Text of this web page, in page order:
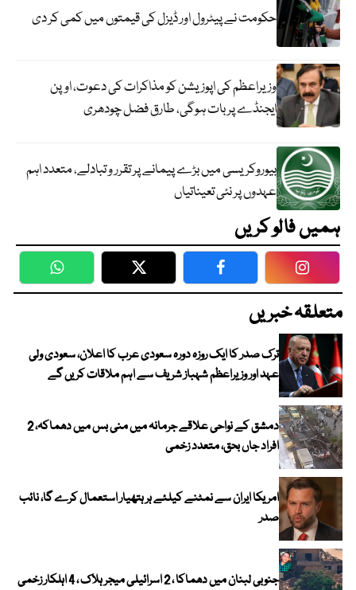
حکومت نے پیٹرول اور ڈیزل کی قیمتوں میں کمی کر دی
وزیراعظم کی اپوزیشن کو مذاکرات کی دعوت، اوپن
ایجنڈے پر بات ہوگی، طارق فضل چودھری
بیوروکریسی میں بڑے پیمانے پر تقرر و تبادلے، متعدد اہم
عہدوں پر نئی تعیناتیاں
ہمیں فالو کریں
WhatsApp Twitter Facebook
متعلقہ خبریں
ترک صدر کا ایک روزہ دورہ سعودی عرب کا اعلان، سعودی ولی
عہد اور وزیراعظم شہباز شریف سے اہم ملاقات کریں گے
دمشق کے نواحی علاقے جرمانہ میں منی بس میں دھماکہ، 2
افراد جاں بحق، متعدد زخمی
امریکا ایران سے نمٹنے کیلئے ہر ہتھیار استعمال کرے گا، نائب
صدر
جنوبی لبنان میں دھماکا ، 2 اسرائیلی میجر ہلاک ، 4 اہلکار زخمی